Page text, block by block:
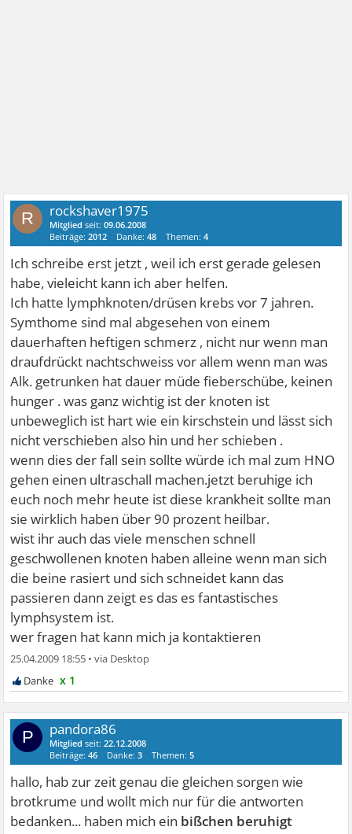
R rockshaver1975
Mitglied seit:09.06.2008
Beiträge:2012 Danke:48 Themen:4
Ich schreibe erst jetzt , weil ich erst gerade gelesen
habe, vieleicht kann ich aber helfen.
Ich hatte lymphknoten/drüsen krebs vor 7 jahren.
Symthome sind mal abgesehen von einem
dauerhaften heftigen schmerz , nicht nur wenn man
draufdrückt nachtschweiss vor allem wenn man was
Alk. getrunken hat dauer müde fieberschübe, keinen
hunger . was ganz wichtig ist der knoten ist
unbeweglich ist hart wie ein kirschstein und lässt sich
nicht verschieben also hin und her schieben .
wenn dies der fall sein sollte würde ich mal zum HNO
gehen einen ultraschall machen.jetzt beruhige ich
euch noch mehr heute ist diese krankheit sollte man
sie wirklich haben über 90 prozent heilbar.
wist ihr auch das viele menschen schnell
geschwollenen knoten haben alleine wenn man sich
die beine rasiert und sich schneidet kann das
passieren dann zeigt es das es fantastisches
lymphsystem ist.
wer fragen hat kann mich ja kontaktieren
25.04.2009 18:55 •
x 1
P pandora86
Mitglied seit:22.12.2008
Beiträge:46 Danke:3 Themen:5
hallo, hab zur zeit genau die gleichen sorgen wie
brotkrume und wollt mich nur für die antworten
bedanken... haben mich ein bißchen beruhigt